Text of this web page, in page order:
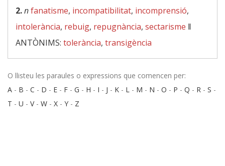
2.nfanatisme, incompatibilitat, incomprensió,
intolerància, rebuig, repugnància, sectarisme ‖
ANTÒNIMS: tolerància, transigència
O llisteu les paraules o expressions que comencen per:
A - B - C - D - E - F - G - H - I - J - K - L - M - N - O - P - Q - R - S -
T - U - V- W - X - Y - Z